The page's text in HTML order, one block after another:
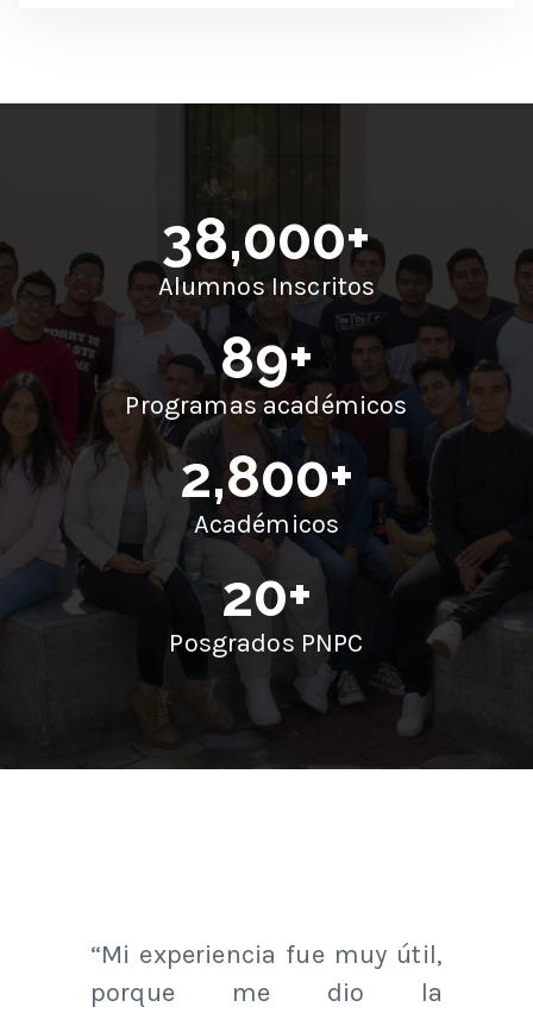
38,000+
Alumnos Inscritos
89+
Programas académicos
2,800+
Académicos
20+
Posgrados PNPC
“Mi experiencia fue muy útil,
porque me dio la